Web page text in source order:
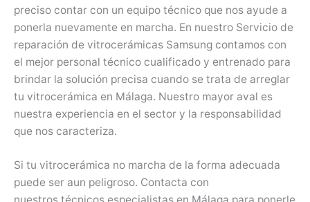
preciso contar con un equipo técnico que nos ayude a
ponerla nuevamente en marcha. En nuestro Servicio de
reparación de vitrocerámicas Samsung contamos con
el mejor personal técnico cualificado y entrenado para
brindar la solución precisa cuando se trata de arreglar
tu vitrocerámica en Málaga. Nuestro mayor aval es
nuestra experiencia en el sector y la responsabilidad
que nos caracteriza.
Si tu vitrocerámica no marcha de la forma adecuada
puede ser aun peligroso. Contacta con